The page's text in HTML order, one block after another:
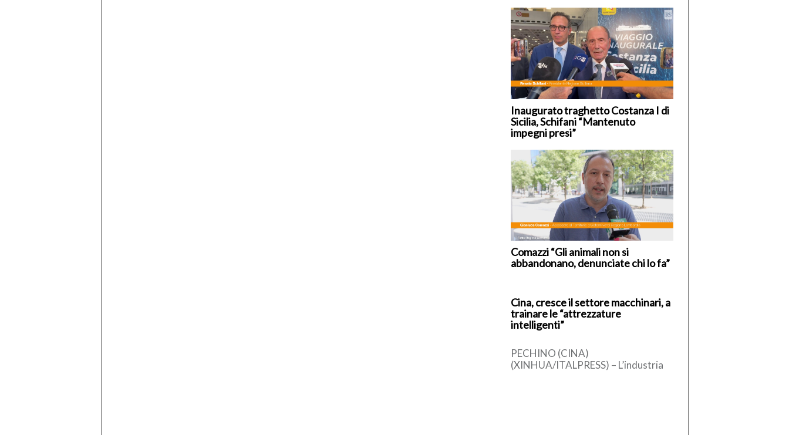
Inaugurato traghetto Costanza I di
Sicilia, Schifani “Mantenuto
impegni presi”
Comazzi “Gli animali non si
abbandonano, denunciate chi lo fa”
Cina, cresce il settore macchinari, a
trainare le “attrezzature
intelligenti”
PECHINO (CINA)
(XINHUA/ITALPRESS) – L’industria